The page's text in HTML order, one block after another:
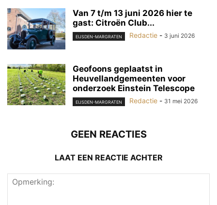
Van 7 t/m 13 juni 2026 hier te
gast: Citroën Club...
EIJSDEN-MARGRATEN Redactie - 3 juni 2026
Geofoons geplaatst in
Heuvellandgemeenten voor
onderzoek Einstein Telescope
EIJSDEN-MARGRATEN Redactie - 31 mei 2026
GEEN REACTIES
LAAT EEN REACTIE ACHTER